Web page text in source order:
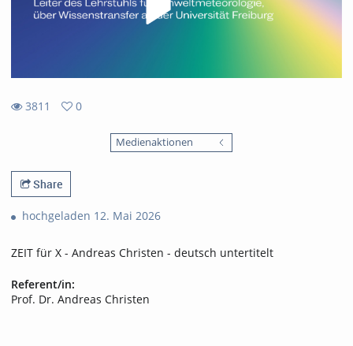
3811
0
Medienaktionen
Share
hochgeladen 12. Mai 2026
ZEIT für X - Andreas Christen - deutsch untertitelt
Referent/in:
Prof. Dr. Andreas Christen